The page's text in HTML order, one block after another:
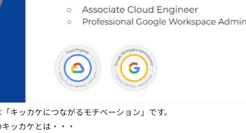
キッカケにつながるモチベーション」です。
ッカケとは・・・